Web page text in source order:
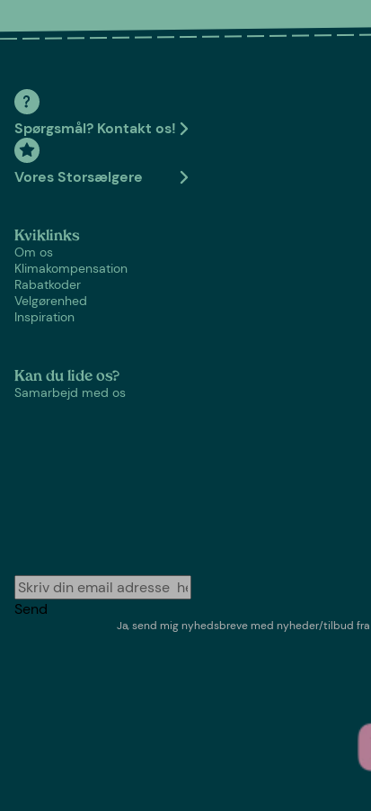
Spørgsmål? Kontakt os!
Vores Storsælgere
Kviklinks
Om os
Klimakompensation
Rabatkoder
Velgørenhed
Inspiration
Kan du lide os?
Samarbejd med os
Send
Ja, send mig nyhedsbreve med nyheder/tilbud fra